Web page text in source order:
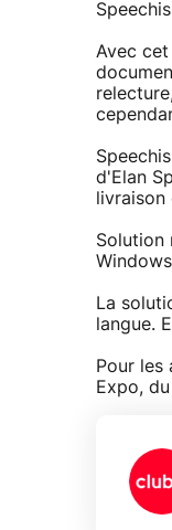
Avec
d'Elan
Solution
La
langue.
Pour les
Expo,